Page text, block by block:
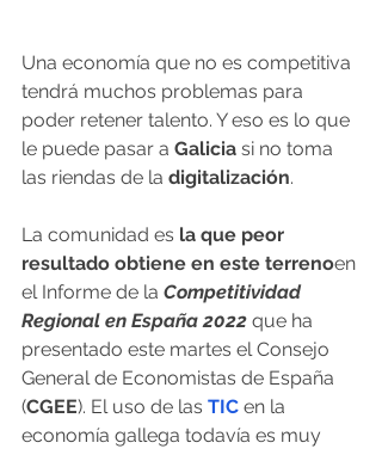
Una economía que no es competitiva
tendrá muchos problemas para
poder retener talento. Y eso es lo que
le puede pasar a Galicia si no toma
las riendas de la digitalización.
La comunidad es la que peor
resultado obtiene en este terrenoen
el Informe de la Competitividad
Regional en España 2022 que ha
presentado este martes el Consejo
General de Economistas de España
(CGEE). El uso de las TIC en la
economía gallega todavía es muy